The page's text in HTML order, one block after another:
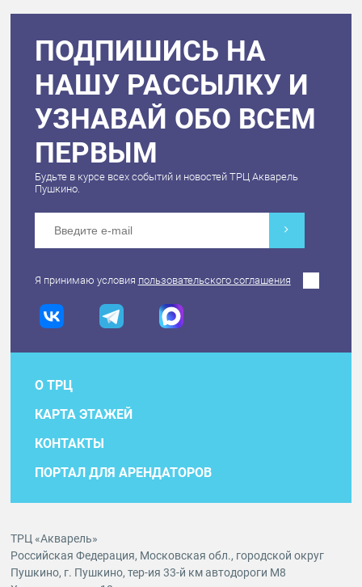
ПОДПИШИСЬ НА
НАШУ РАССЫЛКУ И
УЗНАВАЙ ОБО ВСЕМ
ПЕРВЫМ
Будьте в курсе всех событий и новостей ТРЦ Акварель
Пушкино.
Я принимаю условия пользовательского соглашения
О ТРЦ
КАРТА ЭТАЖЕЙ
КОНТАКТЫ
ПОРТАЛ ДЛЯ АРЕНДАТОРОВ
ТРЦ «Акварель»
Российская Федерация, Московская обл., городской округ
Пушкино, г. Пушкино, тер-ия 33-й км автодороги М8